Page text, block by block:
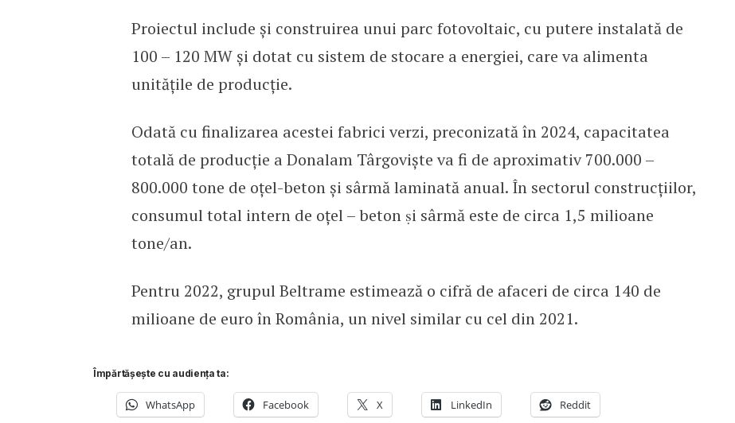
Proiectul include și construirea unui parc fotovoltaic, cu putere instalată de
100 – 120 MW și dotat cu sistem de stocare a energiei, care va alimenta
unitățile de producție.
Odată cu finalizarea acestei fabrici verzi, preconizată în 2024, capacitatea
totală de producție a Donalam Târgoviște va fi de aproximativ 700.000 –
800.000 tone de oțel-beton și sârmă laminată anual. În sectorul construcţiilor,
consumul total intern de oţel – beton ṣi sârmă este de circa 1,5 milioane
tone/an.
Pentru 2022, grupul Beltrame estimează o cifră de afaceri de circa 140 de
milioane de euro în România, un nivel similar cu cel din 2021.
Împărtășește cu audiența ta:
WhatsApp Facebook X LinkedIn Reddit